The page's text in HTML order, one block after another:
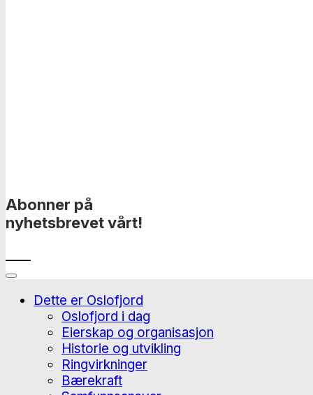
Abonner på
nyhetsbrevet vårt!
Dette er Oslofjord
Oslofjord i dag
Eierskap og organisasjon
Historie og utvikling
Ringvirkninger
Bærekraft